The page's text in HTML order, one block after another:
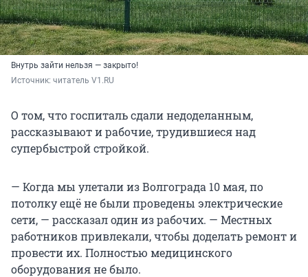
Внутрь зайти нельзя — закрыто!
Источник: читатель V1.RU
О том, что госпиталь сдали недоделанным,
рассказывают и рабочие, трудившиеся над
супербыстрой стройкой.
— Когда мы улетали из Волгограда 10 мая, по
потолку ещё не были проведены электрические
сети, — рассказал один из рабочих. — Местных
работников привлекали, чтобы доделать ремонт и
провести их. Полностью медицинского
оборудования не было.